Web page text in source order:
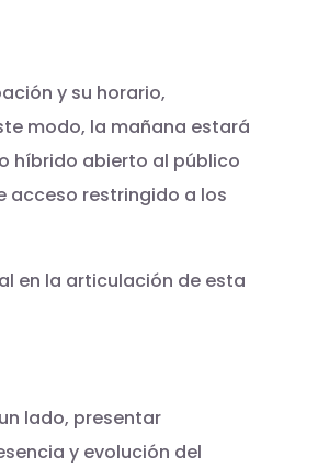
y su horario,
modo, la mañana estará
híbrido abierto al público
acceso restringido a los
en la articulación de esta
lado, presentar
y evolución del